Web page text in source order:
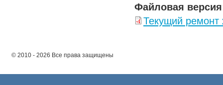
Файловая
Текущий ремонт
© 2010 - 2026 Все права защищены